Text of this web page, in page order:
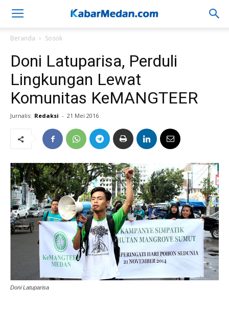
Beranda Sosok
Doni Latuparisa, Perduli
Lingkungan Lewat
Komunitas KeMANGTEER
Jurnalis: Redaksi - 21 Mei 2016
Doni Latuparisa